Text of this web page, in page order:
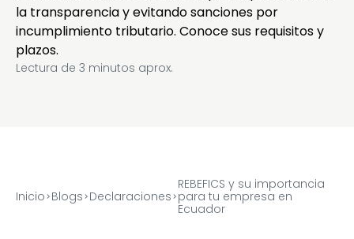
la transparencia y evitando sanciones por
incumplimiento tributario. Conoce sus requisitos y
plazos.
Lectura de 3 minutos aprox.
Inicio Blogs Declaraciones
REBEFICS y su importancia
para tu empresa en
Ecuador